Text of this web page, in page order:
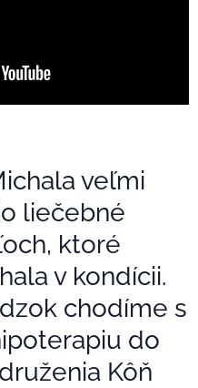
veľmi
liečebné
ktoré
v kondícii.
chodíme s
do
Kôň